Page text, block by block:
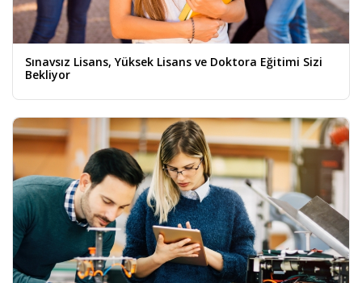
Sınavsız Lisans, Yüksek Lisans ve Doktora Eğitimi Sizi
Bekliyor